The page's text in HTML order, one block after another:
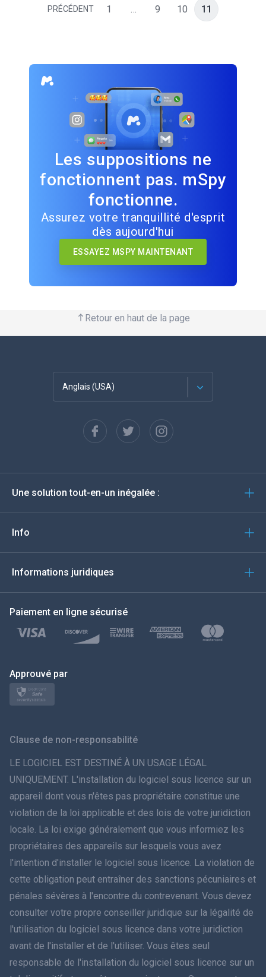
PRÉCÉDENT 1 … 9 10 11
Les suppositions ne
fonctionnent pas. mSpy
fonctionne.
Assurez votre tranquillité d'esprit
dès aujourd'hui
ESSAYEZ MSPY MAINTENANT
Retour en haut de la page
Anglais (USA)
Espagnol
Deutsch
Türkçe
Polski
日本
ภาษาไทย
Dansk
हिंदी
עברית
Română
Ελληνικά
Une solution tout-en-un inégalée :
Info
Informations juridiques
Paiement en ligne sécurisé
Approuvé par
Clause de non-responsabilité
LE LOGICIEL EST DESTINÉ À UN USAGE LÉGAL
UNIQUEMENT. L'installation du logiciel sous licence sur un
appareil dont vous n'êtes pas propriétaire constitue une
violation de la loi applicable et des lois de votre juridiction
locale. La loi exige généralement que vous informiez les
propriétaires des appareils sur lesquels vous avez
l'intention d'installer le logiciel sous licence. La violation de
cette obligation peut entraîner des sanctions pécuniaires et
pénales sévères à l'encontre du contrevenant. Vous devez
consulter votre propre conseiller juridique sur la légalité de
l'utilisation du logiciel sous licence dans votre juridiction
avant de l'installer et de l'utiliser. Vous êtes seul
responsable de l'installation du logiciel sous licence sur un